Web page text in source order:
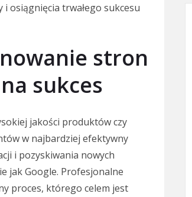
osiągnięcia trwałego sukcesu
stron
sukces
jakości produktów czy
w najbardziej efektywny
i pozyskiwania nowych
jak Google. Profesjonalne
proces, którego celem jest